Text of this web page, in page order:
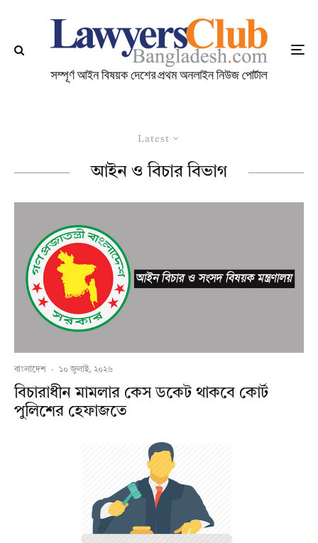
Latest
আইন ও বিচার বিভাগ
বাংলাদেশ · ১০ জুলাই, ২০২৬
বিচারাধীন মামলার কেস ডকেট থাকবে কোর্ট
পুলিশের হেফাজতে